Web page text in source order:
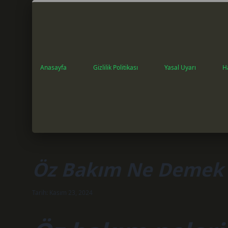
Anasayfa Gizlilik Politikası Yasal Uyarı
Öz Bakım Ne Demek
Tarih: Kasım 23, 2024